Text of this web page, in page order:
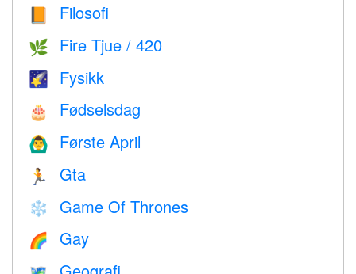
📙 Filosofi
🌿 Fire Tjue / 420
🌠 Fysikk
🎂 Fødselsdag
🙆‍♂️ Første April
🏃 Gta
❄️ Game Of Thrones
🌈 Gay